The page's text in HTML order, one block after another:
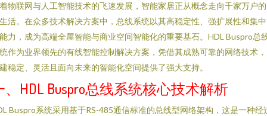
物联网与人工智能技术的飞速发展，智能家居正从概念走向千家万户
活。在众多技术解决方案中，总线系统以其高稳定性、强扩展性和集
力，成为高端全屋智能与商业空间智能化的重要基石。HDL Buspro总
作为业界领先的有线智能控制解决方案，凭借其成熟可靠的网络技术
稳定、灵活且面向未来的智能化空间提供了强大支持。
、HDL Buspro总线系统核心技术解析
Buspro系统采用基于RS-485通信标准的总线型网络架构，这是一种经